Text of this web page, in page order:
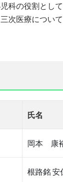
科の役割とし
次医療につい
氏名
岡本 康
根路銘 安